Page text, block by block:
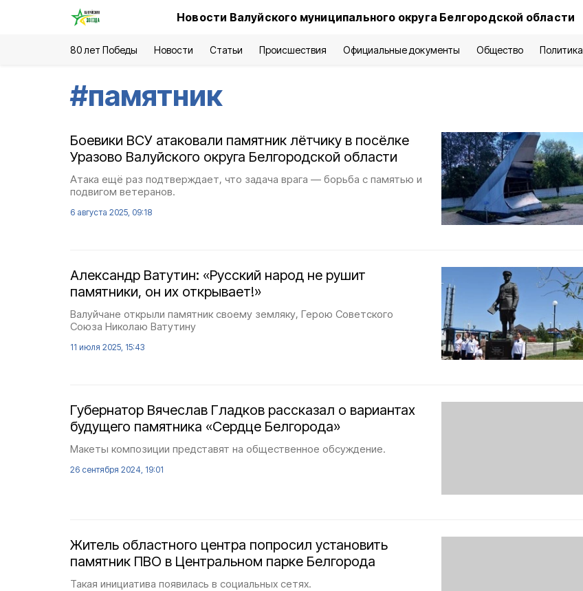
Новости Валуйского муниципального округа Белгородской области
80 лет Победы Новости Статьи Происшествия Официальные документы Общество Политика
#памятник
Боевики ВСУ атаковали памятник лётчику в посёлке
Уразово Валуйского округа Белгородской области
Атака ещё раз подтверждает, что задача врага — борьба с памятью и
подвигом ветеранов.
6 августа 2025, 09:18
Александр Ватутин: «Русский народ не рушит
памятники, он их открывает!»
Валуйчане открыли памятник своему земляку, Герою Советского
Союза Николаю Ватутину
11 июля 2025, 15:43
Губернатор Вячеслав Гладков рассказал о вариантах
будущего памятника «Сердце Белгорода»
Макеты композиции представят на общественное обсуждение.
26 сентября 2024, 19:01
Житель областного центра попросил установить
памятник ПВО в Центральном парке Белгорода
Такая инициатива появилась в социальных сетях.